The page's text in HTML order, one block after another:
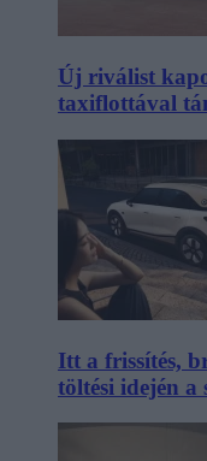
Új riválist
taxiflottával
Itt a frissítés,
töltési idején a